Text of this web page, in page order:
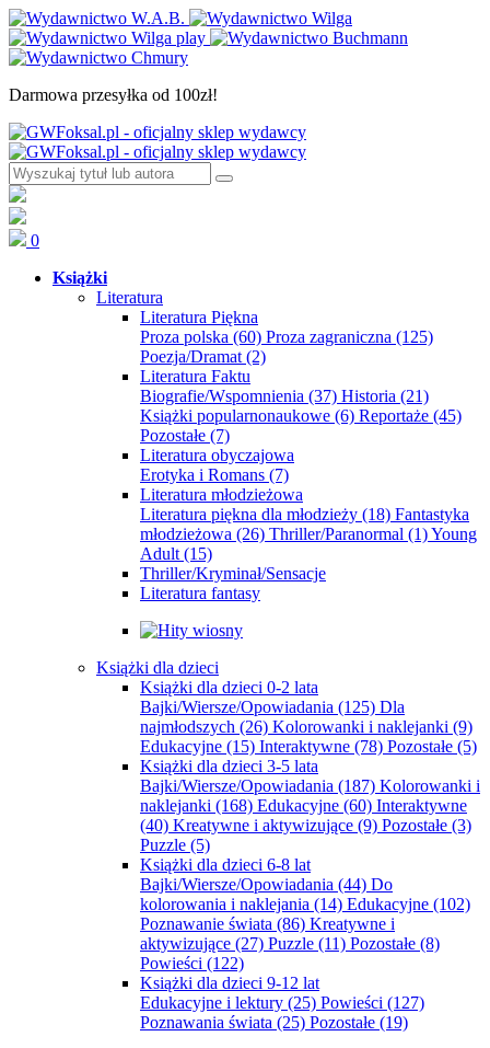
Darmowa przesyłka od 100zł!
0
Książki
Literatura
Literatura Piękna
Proza polska (60) Proza zagraniczna (125)
Poezja/Dramat (2)
Literatura Faktu
Biografie/Wspomnienia (37) Historia (21)
Książki popularnonaukowe (6) Reportaże (45)
Pozostałe (7)
Literatura obyczajowa
Erotyka i Romans (7)
Literatura młodzieżowa
Literatura piękna dla młodzieży (18) Fantastyka
młodzieżowa (26) Thriller/Paranormal (1)Young
Adult (15)
Thriller/Kryminał/Sensacje
Literatura fantasy
Książki dla dzieci
Książki dla dzieci 0-2 lata
Bajki/Wiersze/Opowiadania (125) Dla
najmłodszych (26) Kolorowanki i naklejanki (9)
Edukacyjne (15) Interaktywne (78) Pozostałe (5)
Książki dla dzieci 3-5 lata
Bajki/Wiersze/Opowiadania (187) Kolorowanki i
naklejanki (168) Edukacyjne (60) Interaktywne
(40) Kreatywne i aktywizujące (9) Pozostałe (3)
Puzzle (5)
Książki dla dzieci 6-8 lat
Bajki/Wiersze/Opowiadania (44) Do
kolorowania i naklejania (14) Edukacyjne (102)
Poznawanie świata (86) Kreatywne i
aktywizujące (27) Puzzle (11) Pozostałe (8)
Powieści (122)
Książki dla dzieci 9-12 lat
Edukacyjne i lektury (25) Powieści (127)
Poznawania świata (25) Pozostałe (19)